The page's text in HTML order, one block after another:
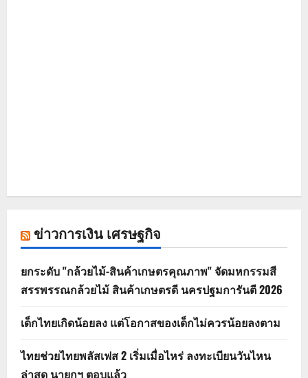
ข่าวการเงิน เศรษฐกิจ
ยกระดับ "กล้วยไม้-สินค้าเกษตรคุณภาพ" จัดมหกรรมสี
สรรพรรณกล้วยไม้ สินค้าเกษตรดี นครปฐมการันตี 2026
เด็กไทยเกิดน้อยลง แต่โอกาสของเด็กไม่ควรน้อยลงตาม
ไทยช่วยไทยพลัสเฟส 2 เริ่มเมื่อไหร่ ลงทะเบียนวันไหน
ล่าสุด นายกฯ ตอบแล้ว